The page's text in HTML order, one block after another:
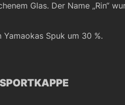
Glas. Der Name „Rin“
Spuk um 30 %.